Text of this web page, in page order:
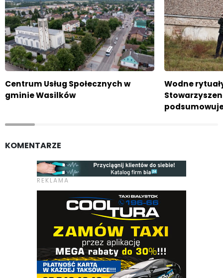
Centrum Usług Społecznych w
gminie Wasilków
Wodne
KOMENTARZE